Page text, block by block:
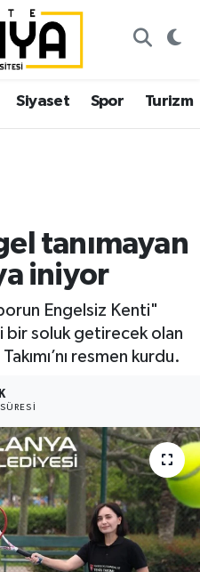
Siyaset Spor Turizm
tanımayan
iniyor
Engelsiz Kenti"
bir soluk getirecek olan
resmen kurdu.
ve Fikstür